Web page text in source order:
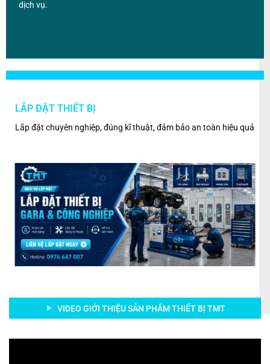
dịch vụ.
LẮP ĐẶT THIẾT BỊ
Lắp đặt chuyên nghiệp, đúng kĩ thuật, đảm bảo an toàn hiệu quả
VIDEO GIỚI THIỆU SẢN PHẨM THIẾT BỊ TMT